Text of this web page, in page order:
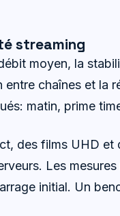
streaming
moyen, la
chaînes et la
matin, prime
des films UHD et
Les
initial. Un